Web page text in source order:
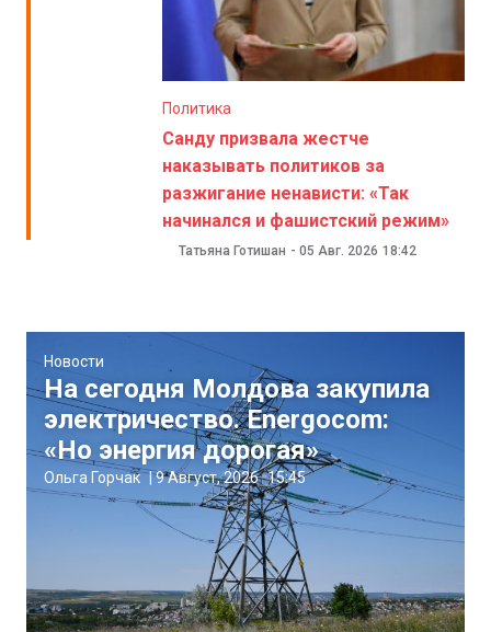
Политика
Санду призвала жестче
наказывать политиков за
разжигание ненависти: «Так
начинался и фашистский режим»
Татьяна Готишан - 05 Авг. 2026 18:42
Новости
На сегодня Молдова закупила
электричество. Energocom:
«Но энергия дорогая»
Ольга Горчак |9 Август, 2026 15:45